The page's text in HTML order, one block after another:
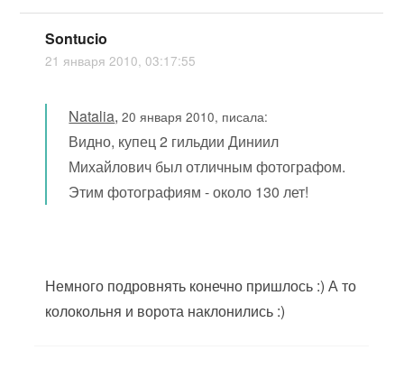
Sontucio
21 января 2010, 03:17:55
Natalia,20 января 2010, писала:
Видно, купец 2 гильдии Диниил
Михайлович был отличным фотографом.
Этим фотографиям - около 130 лет!
Немного подровнять конечно пришлось :) А то
колокольня и ворота наклонились :)